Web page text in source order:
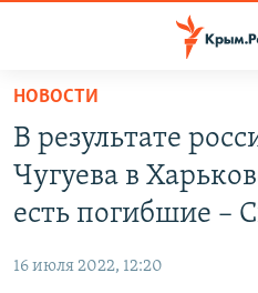
Вернуться
основному
содержанию
Вернутся
главной
СПЕЦПРОЕКТЫ
11 ЛЕТ ОККУПАЦИИ КРЫМА. 11
ВОДА
ЕЩЕ
НОВОСТИ
В результате
Чугуева в
есть погибшие –
16 июля 2022, 12:20